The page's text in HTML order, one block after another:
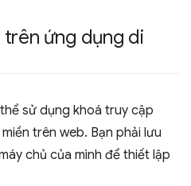
trên ứng dụng di
sử dụng khoá truy cập
trên web. Bạn phải lưu
chủ của mình để thiết lập